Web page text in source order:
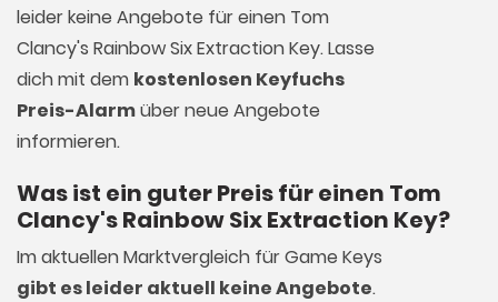
leider keine Angebote für einen Tom
Clancy's Rainbow Six Extraction Key. Lasse
dich mit dem kostenlosen Keyfuchs
Preis-Alarmüber neue Angebote
informieren.
Was ist ein guter Preis für einen Tom
Clancy's Rainbow Six Extraction Key?
Im aktuellen Marktvergleich fürGame Keys
gibt es leider aktuell keine Angebote.